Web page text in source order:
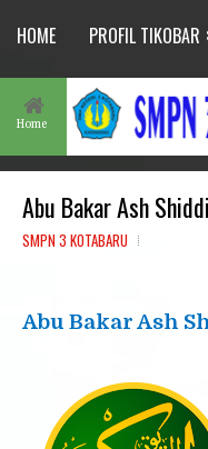
HOME PROFIL TIKOBAR
Home
Abu Bakar Ash
SMPN 3 KOTABARU
Abu Bakar Ash